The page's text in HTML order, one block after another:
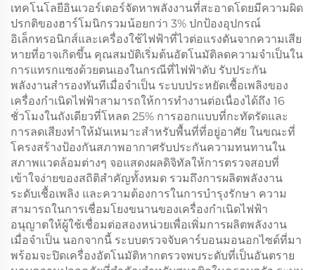
เทคโนโลยีอินเวอร์เตอร์จัดหาพลังงานที่สะอาดโดยมีความผิด
ปรกติของฮาร์โมนิกรวมน้อยกว่า 3% ปกป้องอุปกรณ์
อิเล็กทรอนิกส์และเครื่องใช้ไฟฟ้าที่ไวต่อแรงดันจากความเสีย
หายที่อาจเกิดขึ้น คุณสมบัติเริ่มต้นอัตโนมัติลดความจำเป็นใน
การแทรกแซงด้วยตนเองในกรณีที่ไฟฟ้าดับ รับประกัน
พลังงานสำรองทันทีเมื่อจำเป็น ระบบประหยัดเชื้อเพลิงของ
เครื่องกำเนิดไฟฟ้าสามารถให้การทำงานต่อเนื่องได้ถึง 16
ชั่วโมงในถังเดียวที่โหลด 25% การออกแบบที่กะทัดรัดและ
การลดเสียงทำให้มันเหมาะสำหรับพื้นที่ที่อยู่อาศัย ในขณะที่
โครงสร้างป้องกันสภาพอากาศรับประกันความทนทานใน
สภาพแวดล้อมต่างๆ จอแสดงผลดิจิทัลให้การตรวจสอบที่
เข้าใจง่ายของสถิติสำคัญทั้งหมด รวมถึงการผลิตพลังงาน
ระดับเชื้อเพลิง และความต้องการในการบำรุงรักษา ความ
สามารถในการเชื่อมโยงขนานของเครื่องกำเนิดไฟฟ้า
อนุญาตให้ผู้ใช้เชื่อมต่อสองหน่วยเพื่อเพิ่มการผลิตพลังงาน
เมื่อจำเป็น นอกจากนี้ ระบบตรวจจับคาร์บอนมอนอกไซด์ที่มา
พร้อมจะปิดเครื่องอัตโนมัติหากตรวจพบระดับที่เป็นอันตราย